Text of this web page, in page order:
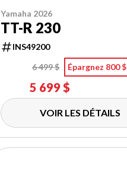
Yamaha 2026
TT-R 230
INS49200
6 499 $
Épargnez 800 $
5 699 $
VOIR LES DÉTAILS